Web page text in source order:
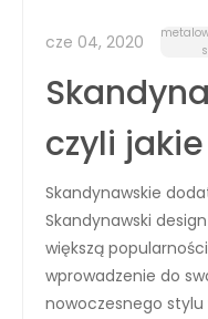
cze 04, 2020
czyli jakie
Skandynawskie
Skandynawski
większą
wprowadzenie do
nowoczesnego stylu